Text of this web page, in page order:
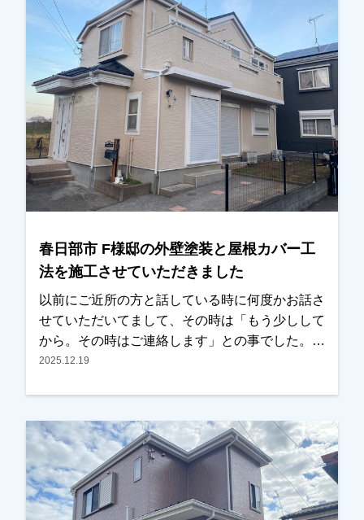
春日部市 F様邸の外壁塗装と屋根カバー工
法を施工させていただきました
以前にご近所の方と話している時に何度かお話さ
せていただいてまして、その時は「もう少しして
から。その時はご連絡します」との事でした。し
ばらくして、奥様からご連絡をいただき、そろそ
したので、カバー工法と塗装の2パターンでご提
案させていただき、せっかくだから長くもつ方で
との事で、今回はカバー工法を選んでいただきま
した。外壁もところどころ割れや剥離部がありま
したが、キチンと補修した上で塗装も行い、綺麗
2025.12.19